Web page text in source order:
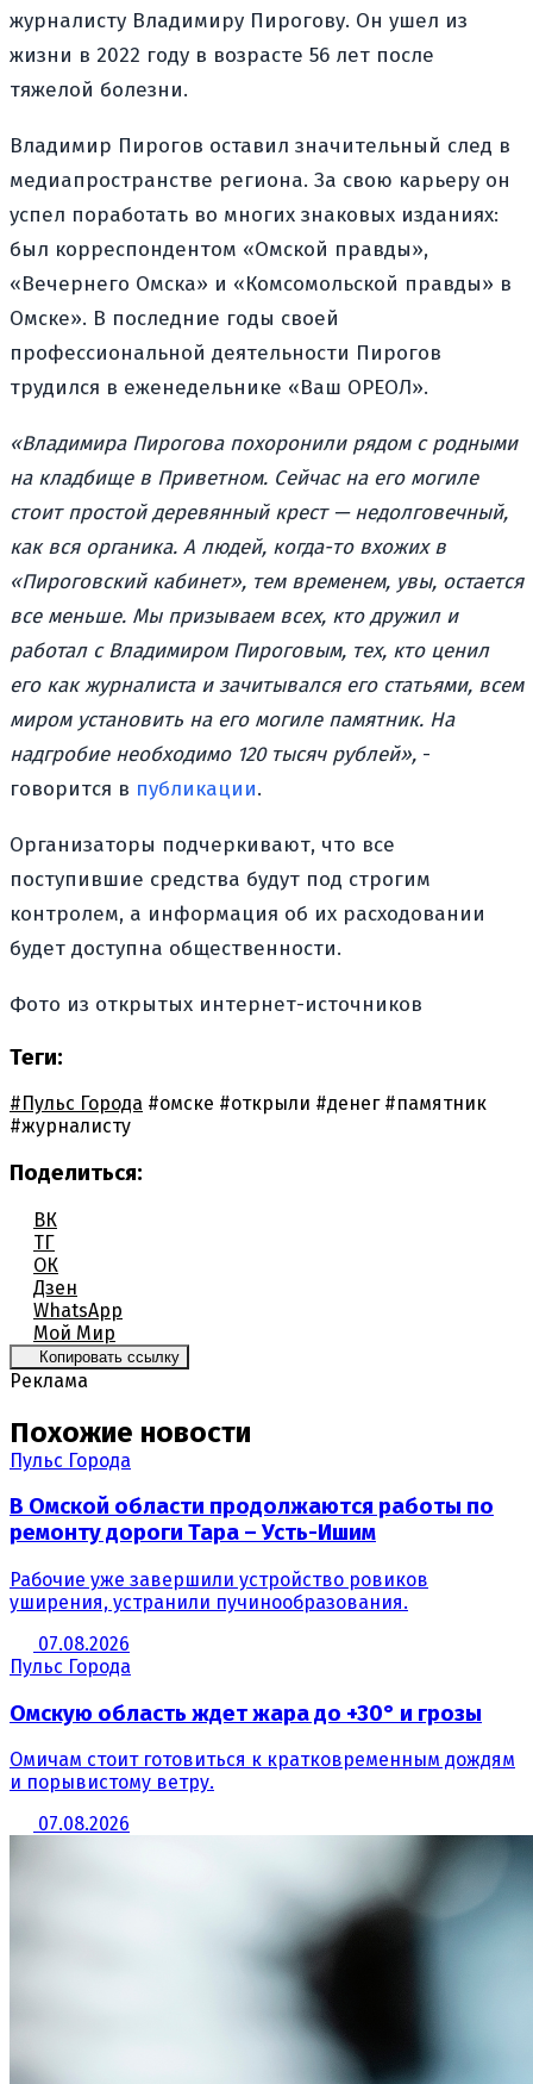
журналисту Владимиру Пирогову. Он ушел из
жизни в 2022 году в возрасте 56 лет после
тяжелой болезни.
Владимир Пирогов оставил значительный след в
медиапространстве региона. За свою карьеру он
успел поработать во многих знаковых изданиях:
был корреспондентом «Омской правды»,
«Вечернего Омска» и «Комсомольской правды» в
Омске». В последние годы своей
профессиональной деятельности Пирогов
трудился в еженедельнике «Ваш ОРЕОЛ».
«Владимира Пирогова похоронили рядом с родными
на кладбище в Приветном. Сейчас на его могиле
стоит простой деревянный крест — недолговечный,
как вся органика. А людей, когда-то вхожих в
«Пироговский кабинет», тем временем, увы, остается
все меньше. Мы призываем всех, кто дружил и
работал с Владимиром Пироговым, тех, кто ценил
его как журналиста и зачитывался его статьями, всем
миром установить на его могиле памятник. На
надгробие необходимо 120 тысяч рублей», -
говорится в публикации.
Организаторы подчеркивают, что все
поступившие средства будут под строгим
контролем, а информация об их расходовании
будет доступна общественности.
Фото из открытых интернет-источников
Теги:
#Пульс Города #омске #открыли #денег #памятник
#журналисту
Поделиться:
ВК
ТГ
ОК
Дзен
WhatsApp
Мой Мир
Копировать ссылку
Реклама
Похожие новости
Пульс Города
В Омской области продолжаются работы по
ремонту дороги Тара – Усть-Ишим
Рабочие уже завершили устройство ровиков
уширения, устранили пучинообразования.
07.08.2026
Пульс Города
Омскую область ждет жара до +30° и грозы
Омичам стоит готовиться к кратковременным дождям
и порывистому ветру.
07.08.2026